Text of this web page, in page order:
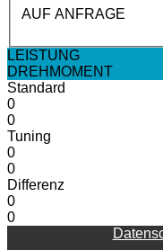
AUF ANFRAGE
LEISTUNG
DREHMOMENT
Standard
0
0
Tuning
0
0
Differenz
0
0